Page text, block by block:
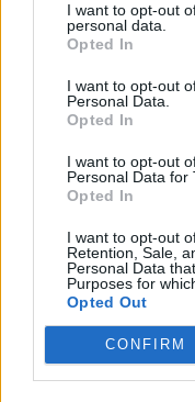
I want to opt-out
personal data.
Opted In
I want to opt-out
Personal Data.
Opted In
I want to opt-out
Personal Data for
Opted In
I want to opt-out
Retention, Sale,
Personal Data
Purposes for
Opted Out
CONFIRM
Acetylsalicylzuur
18-09-2015 | Vrouw | 59
Hartinfarct
Effectiviteit
Hoeveelheid
geef mening